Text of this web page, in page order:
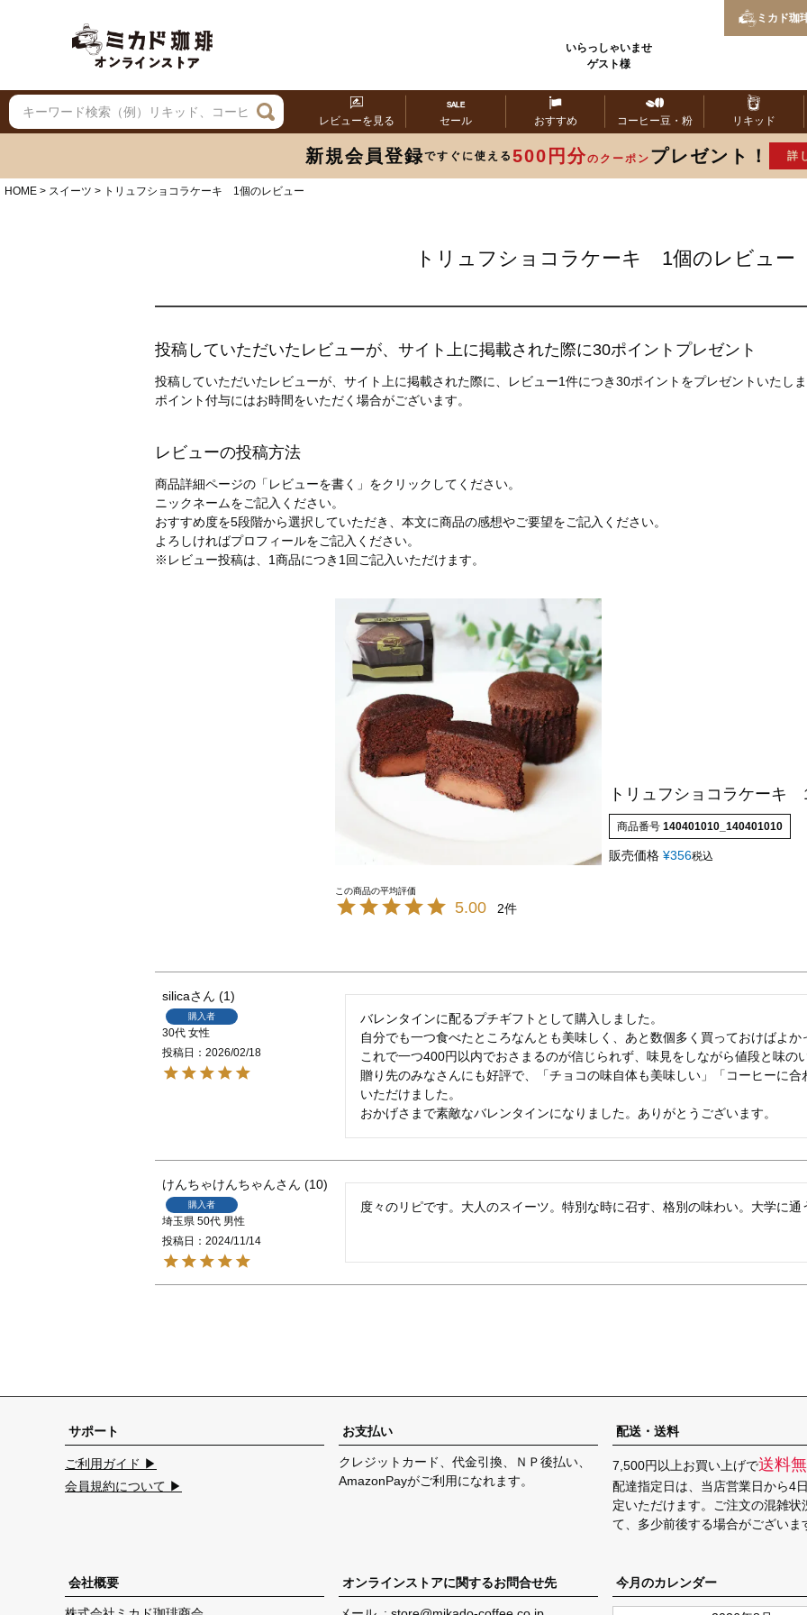
いらっしゃいませ
ゲスト様
ミカド珈
レビューを見る セール おすすめ コーヒー豆・粉 リキッド
新規会員登録ですぐに使える 500円分のクーポン プレゼント！ 詳
HOME スイーツ トリュフショコラケーキ 1個のレビュー
トリュフショコラケーキ 1個のレビュー
投稿していただいたレビューが、サイト上に掲載された際に30ポイントプレゼント
投稿していただいたレビューが、サイト上に掲載された際に、レビュー1件につき30ポイントをプレゼントいたし
ポイント付与にはお時間をいただく場合がございます。
レビューの投稿方法
商品詳細ページの「レビューを書く」をクリックしてください。
ニックネームをご記入ください。
おすすめ度を5段階から選択していただき、本文に商品の感想やご要望をご記入ください。
よろしければプロフィールをご記入ください。
※レビュー投稿は、1商品につき1回ご記入いただけます。
トリュフショコラケーキ
商品番号 140401010_140401010
販売価格 ¥356税込
5.00 2
silica 1
購入者
30代 女性
投稿日
2026/02/18
バレンタインに配るプチギフトとして購入しました。
自分でも一つ食べたところなんとも美味しく、あと数個多く買っておけばよ
これで一つ400円以内でおさまるのが信じられず、味見をしながら値段と味の
贈り先のみなさんにも好評で、「チョコの味自体も美味しい」「コーヒーに
いただけました。
おかげさまで素敵なバレンタインになりました。ありがとうございます。
けんちゃけんちゃん 10
購入者
埼玉県 50代 男性
投稿日
2024/11/14
度々のリピです。大人のスイーツ。特別な時に召す、格別の味わい。大学に
サポート
ご利用ガイド ▶
会員規約について ▶
お支払い
クレジットカード、代金引換、ＮＰ後払い、
AmazonPayがご利用になれます。
配送・送料
7,500円以上お買い上げで送料
配達指定日は、当店営業日から4
定いただけます。ご注文の混雑状
て、多少前後する場合がございま
会社概要 オンラインストアに関するお問合せ先 今月のカレンダー